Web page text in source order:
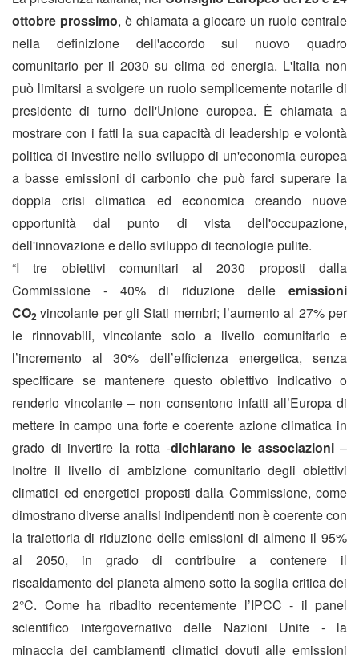
ottobre prossimo, è chiamata a giocare un ruolo centrale
nella definizione dell'accordo sul nuovo quadro
comunitario per il 2030 su clima ed energia. L'Italia non
può limitarsi a svolgere un ruolo semplicemente notarile di
presidente di turno dell'Unione europea. È chiamata a
mostrare con i fatti la sua capacità di leadership e volontà
politica di investire nello sviluppo di un'economia europea
a basse emissioni di carbonio che può farci superare la
doppia crisi climatica ed economica creando nuove
opportunità dal punto di vista dell'occupazione,
dell'innovazione e dello sviluppo di tecnologie pulite.
“I tre obiettivi comunitari al 2030 proposti dalla
Commissione - 40% di riduzione delle emissioni
CO2 vincolante per gli Stati membri; l’aumento al 27% per
le rinnovabili, vincolante solo a livello comunitario e
l’incremento al 30% dell’efficienza energetica, senza
specificare se mantenere questo obiettivo indicativo o
renderlo vincolante – non consentono infatti all’Europa di
mettere in campo una forte e coerente azione climatica in
grado di invertire la rotta -dichiarano le associazioni –
Inoltre il livello di ambizione comunitario degli obiettivi
climatici ed energetici proposti dalla Commissione, come
dimostrano diverse analisi indipendenti non è coerente con
la traiettoria di riduzione delle emissioni di almeno il 95%
al 2050, in grado di contribuire a contenere il
riscaldamento del pianeta almeno sotto la soglia critica dei
2°C. Come ha ribadito recentemente l’IPCC - il panel
scientifico intergovernativo delle Nazioni Unite - la
minaccia dei cambiamenti climatici dovuti alle emissioni